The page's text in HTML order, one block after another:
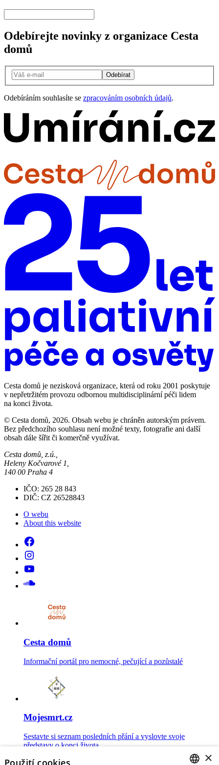
Odebírejte novinky z organizace Cesta
domů
Odebírat
Odebíráním souhlasíte se zpracováním osobních údajů.
Cesta domů je nezisková organizace, která od roku 2001 poskytuje
v nepřetržitém provozu odbornou multidisciplinární péči lidem
na konci života.
© Cesta domů, 2026. Obsah webu je chráněn autorským právem.
Bez předchozího souhlasu není možné texty, fotografie ani další
obsah dále šířit či komerčně využívat.
Cesta domů, z.ú.,
Heleny Kočvarové 1,
140 00 Praha 4
IČO: 265 28 843
DIČ: CZ 26528843
O webu
About this website
Cesta domů
Informační portál pro nemocné, pečující a pozůstalé
Mojesmrt.cz
Sestavte si seznam posledních přání a vyslovte svoje
představy o konci života
×
Použití cookies